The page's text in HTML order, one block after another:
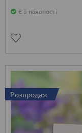
Є в наявності
Розпродаж